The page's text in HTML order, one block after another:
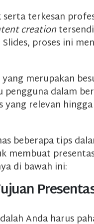
terkesan
creation
proses ini
merupakan
dalam
relevan
beberapa tips
membuat
di bawah ini:
Anda harus